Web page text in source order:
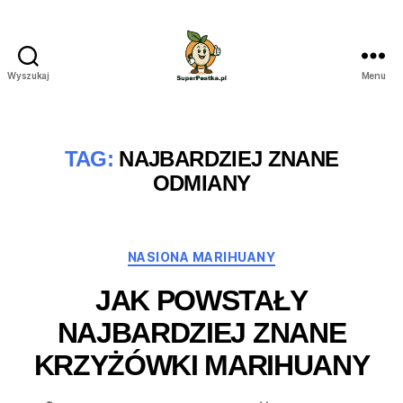
Wyszukaj Menu
TAG: NAJBARDZIEJ ZNANE
ODMIANY
Kategorie
NASIONA MARIHUANY
JAK POWSTAŁY
NAJBARDZIEJ ZNANE
KRZYŻÓWKI MARIHUANY